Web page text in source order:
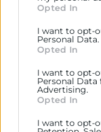
behaviour. You
below specified
section.
Opted In
I want to opt-
Personal Data.
Opted In
I want to opt-
Personal
Advertising.
Opted In
I want to opt-
Cámara València
Prestar
generales